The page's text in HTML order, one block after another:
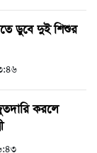
ডুবে দুই শিশুর
করলে